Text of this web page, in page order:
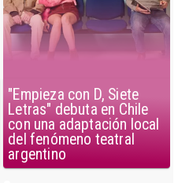
"Empieza con D, Siete
Letras" debuta en Chile
con una adaptación local
del fenómeno teatral
argentino